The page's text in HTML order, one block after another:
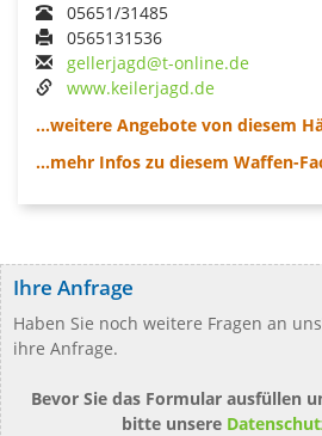
05651/31485
0565131536
gellerjagd@t-online.de
www.keilerjagd.de
...weitere Angebote von diesem
...mehr Infos zu diesem Waffen-
Ihre Anfrage
Haben Sie noch weitere Fragen an
ihre Anfrage.
Bevor Sie das Formular ausfüllen
bitte unsere